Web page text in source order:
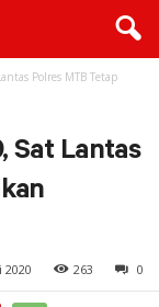
Polres MTB Tetap
Sat Lantas
2020 263 0